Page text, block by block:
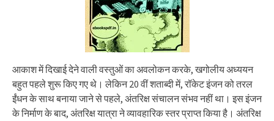
आकाश में दिखाई देने वाली वस्तुओं का अवलोकन करके, खगोलीय अध्ययन
बहुत पहले शुरू किए गए थे। लेकिन 20 वीं शताब्दी में, रॉकेट इंजन को तरल
ईंधन के साथ बनाया जाने से पहले, अंतरिक्ष संचालन संभव नहीं था। इस इंजन
के निर्माण के बाद, अंतरिक्ष यात्रा ने व्यावहारिक स्तर प्राप्त किया है। अंतरिक्ष